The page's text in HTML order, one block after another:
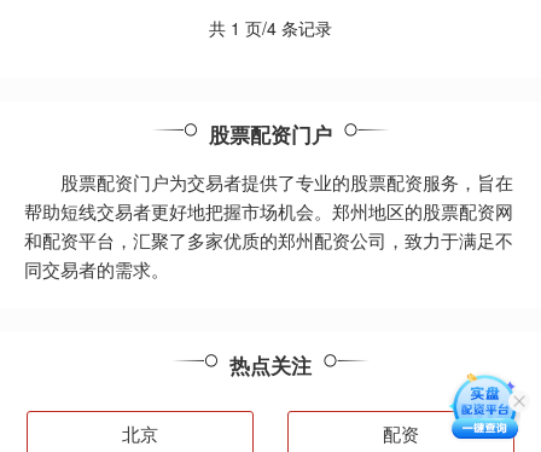
共 1 页/4 条记录
股票配资门户
股票配资门户为交易者提供了专业的股票配资服务，旨在
帮助短线交易者更好地把握市场机会。郑州地区的股票配资网
和配资平台，汇聚了多家优质的郑州配资公司，致力于满足不
同交易者的需求。
热点关注
北京 配资